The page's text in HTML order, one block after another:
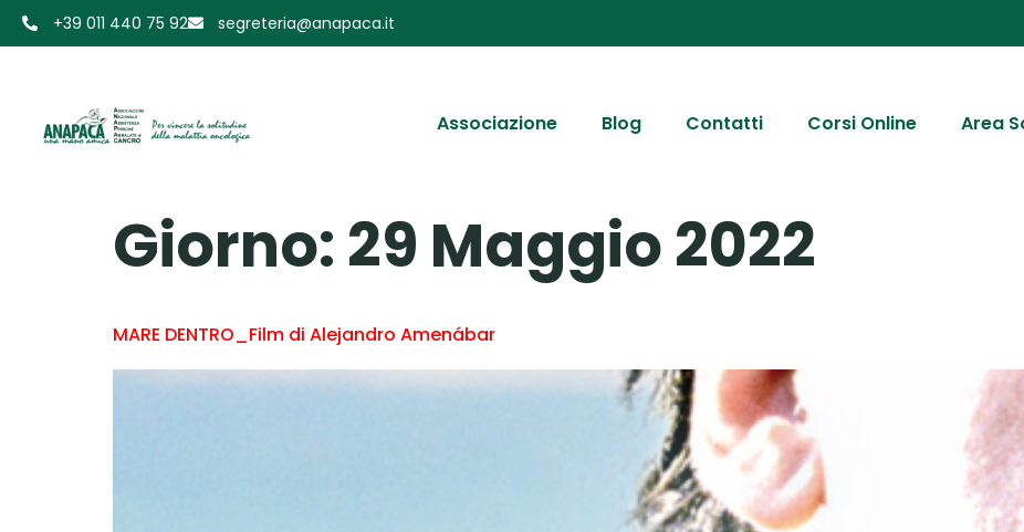
+39 011 440 75 92 segreteria@anapaca.it
Associazione Blog Contatti Corsi Online Area
Giorno:29 Maggio 2022
MARE DENTRO_Film di Alejandro Amenábar